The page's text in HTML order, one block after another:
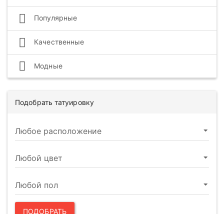
Популярные
Качественные
Модные
Подобрать татуировку
ПОДОБРАТЬ